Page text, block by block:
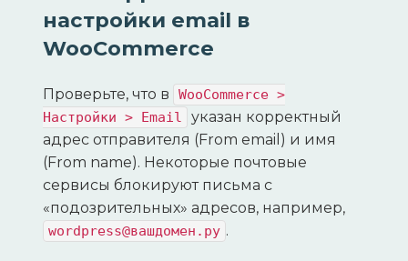
настройки email в
WooCommerce
Проверьте, что в
WooCommerce >
Настройки > Email
указан корректный
адрес отправителя (From email) и имя
(From name). Некоторые почтовые
сервисы блокируют письма с
«подозрительных» адресов, например,
wordpress@вашдомен.ру .